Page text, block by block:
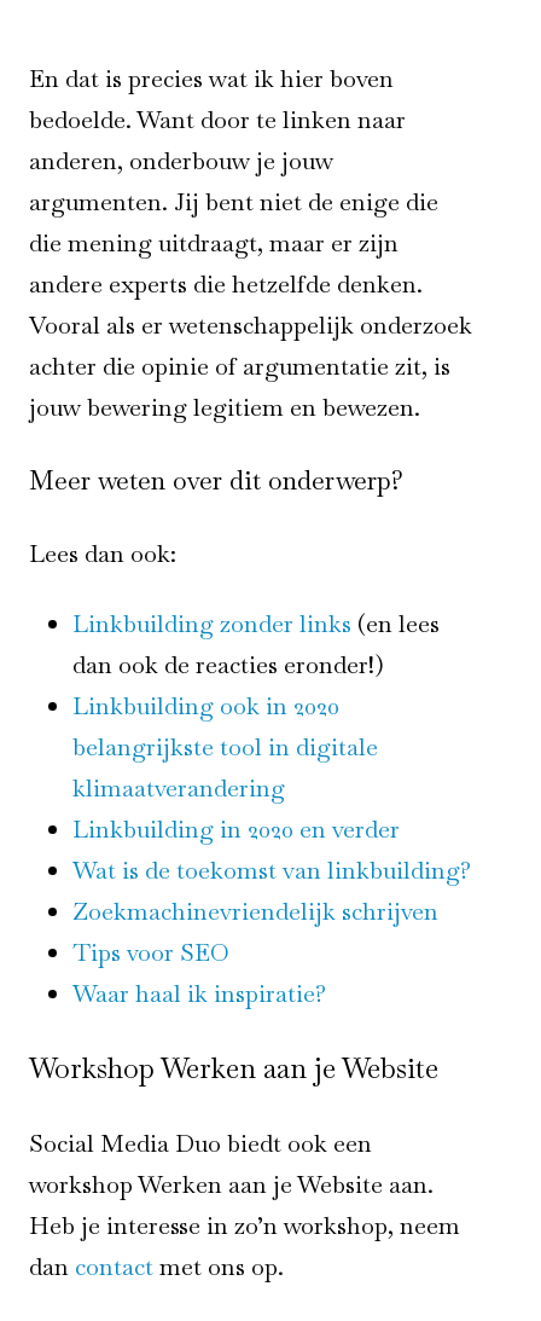
En dat is precies wat ik hier boven
bedoelde. Want door te linken naar
anderen, onderbouw je jouw
argumenten. Jij bent niet de enige die
die mening uitdraagt, maar er zijn
andere experts die hetzelfde denken.
Vooral als er wetenschappelijk onderzoek
achter die opinie of argumentatie zit, is
jouw bewering legitiem en bewezen.
Meer weten over dit onderwerp?
Lees dan ook:
Linkbuilding zonder links (en lees
dan ook de reacties eronder!)
Linkbuilding ook in 2020
belangrijkste tool in digitale
klimaatverandering
Linkbuilding in 2020 en verder
Wat is de toekomst van linkbuilding?
Zoekmachinevriendelijk schrijven
Tips voor SEO
Waar haal ik inspiratie?
Workshop Werken aan je Website
Social Media Duo biedt ook een
workshop Werken aan je Website aan.
Heb je interesse in zo’n workshop, neem
dan contactmet ons op.